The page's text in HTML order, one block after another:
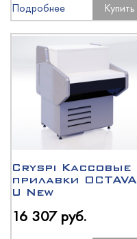
Подробнее Купить
Cryspi Кассовые
прилавки OCTAVA
U New
16 307 руб.